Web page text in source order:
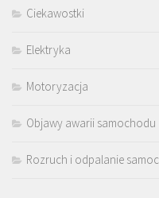
Ciekawostki
Elektryka
Motoryzacja
Objawy awarii samochodu
Rozruch i odpalanie